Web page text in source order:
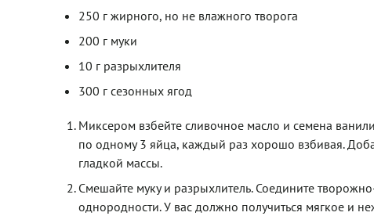
250 г жирного, но не влажного творога
200 г муки
10 г разрыхлителя
300 г сезонных ягод
Миксером взбейте сливочное масло и семена
по одному 3 яйца, каждый раз хорошо взбивая.
гладкой массы.
Смешайте муку и разрыхлитель. Соедините
однородности. У вас должно получиться мягкое и